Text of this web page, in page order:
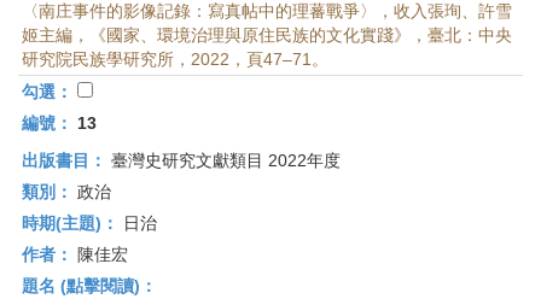
〈南庄事件的影像記錄：寫真帖中的理蕃戰爭〉，收入張珣、許雪
姬主編，《國家、環境治理與原住民族的文化實踐》，臺北：中央
研究院民族學研究所，2022，頁47–71。
勾選：
編號：
13
出版書目： 臺灣史研究文獻類目 2022年度
類別： 政治
時期(主題)：
日治
作者：
陳佳宏
題名 (點擊閱讀)：